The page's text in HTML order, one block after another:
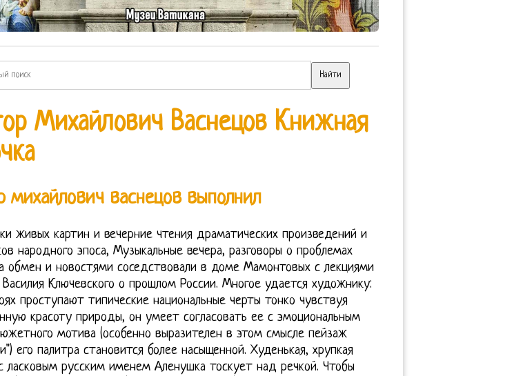
Михайлович Васнецов Книжная
михайлович васнецов выполнил
живых картин и вечерние чтения драматических произведений и
народного эпоса, Музыкальные вечера, разговоры о проблемах
обмен и новостями соседствовали в доме Мамонтовых с лекциями
Василия Ключевского о прошлом России. Многое удается художнику:
проступают типические национальные черты тонко чувствуя
красоту природы, он умеет согласовать ее с эмоциональным
мотива (особенно выразителен в этом смысле пейзаж
его палитра становится более насыщенной. Худенькая, хрупкая
ласковым русским именем Аленушка тоскует над речкой. Чтобы